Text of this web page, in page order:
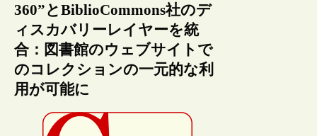
360”とBiblioCommons社のデ
ィスカバリーレイヤーを統
合：図書館のウェブサイトで
のコレクションの一元的な利
用が可能に